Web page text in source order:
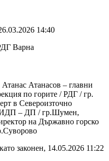
14:40
Варна
Атанасов – главни
по горите / РДГ / гр.
в Североизточно
– ДП / гр.Шумен,
на Държавно горско
законен, 14.05.2026 11:22